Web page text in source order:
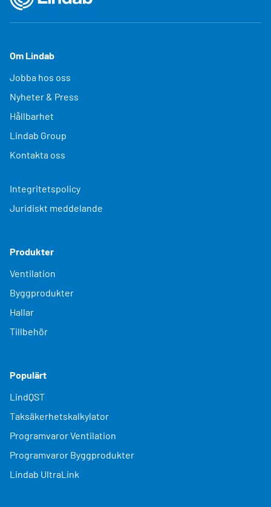
Om Lindab
Jobba hos oss
Nyheter & Press
Hållbarhet
Lindab Group
Kontakta oss
Integritetspolicy
Juridiskt meddelande
Produkter
Ventilation
Byggprodukter
Hallar
Tillbehör
Populärt
LindQST
Taksäkerhetskalkylator
Programvaror Ventilation
Programvaror Byggprodukter
Lindab UltraLink